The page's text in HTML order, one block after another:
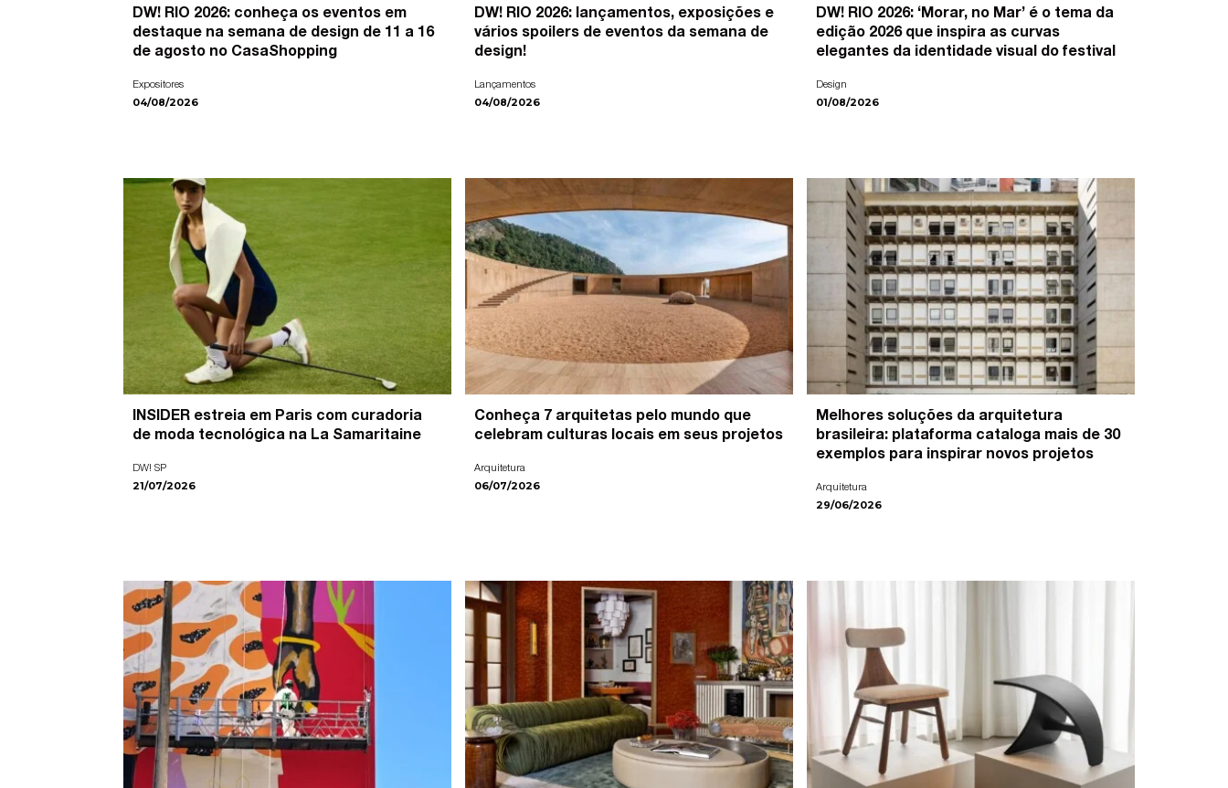
DW! RIO 2026: conheça os eventos em
destaque na semana de design de 11 a 16
de agosto no CasaShopping
Expositores
04/08/2026
DW! RIO 2026: lançamentos, exposições e
vários spoilers de eventos da semana de
design!
Lançamentos
04/08/2026
DW! RIO 2026: ‘Morar, no Mar’ é o tema da
edição 2026 que inspira as curvas
elegantes da identidade visual do festival
Design
01/08/2026
INSIDER estreia em Paris com curadoria
de moda tecnológica na La Samaritaine
DW! SP
21/07/2026
Conheça 7 arquitetas pelo mundo que
celebram culturas locais em seus projetos
Arquitetura
06/07/2026
Melhores soluções da arquitetura
brasileira: plataforma cataloga mais de 30
exemplos para inspirar novos projetos
Arquitetura
29/06/2026